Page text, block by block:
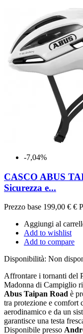
-7,04%
CASCO ABUS
Sicurezza e...
Prezzo base 199,00 € €
Aggiungi al
Add to wishlist
Add to compare
Disponibilità: Non
Affrontare i tornanti del
Madonna di Campiglio
Abus Taipan Road è
tra protezione e comfort
aerodinamico e da un
garantisce una testa
Disponibile presso